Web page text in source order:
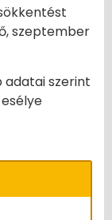
szeptember
adatai szerint